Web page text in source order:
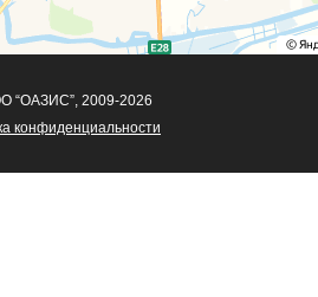
“ОАЗИС”, 2009-2026
конфиденциальности